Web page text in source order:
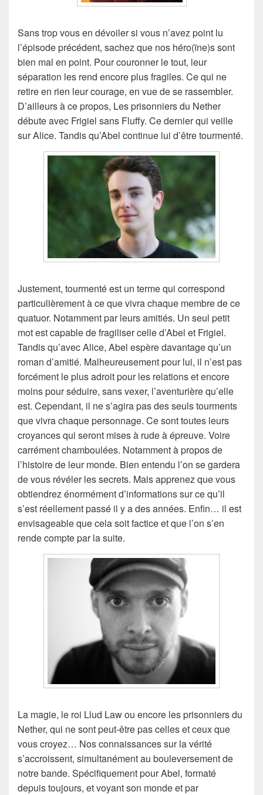
Sans trop vous en dévoiler si vous n’avez point lu
l’épisode précédent, sachez que nos héro(ïne)s sont
bien mal en point. Pour couronner le tout, leur
séparation les rend encore plus fragiles. Ce qui ne
retire en rien leur courage, en vue de se rassembler.
D’ailleurs à ce propos, Les prisonniers du Nether
débute avec Frigiel sans Fluffy. Ce dernier qui veille
sur Alice. Tandis qu’Abel continue lui d’être tourmenté.
Justement, tourmenté est un terme qui correspond
particulièrement à ce que vivra chaque membre de ce
quatuor. Notamment par leurs amitiés. Un seul petit
mot est capable de fragiliser celle d’Abel et Frigiel.
Tandis qu’avec Alice, Abel espère davantage qu’un
roman d’amitié. Malheureusement pour lui, il n’est pas
forcément le plus adroit pour les relations et encore
moins pour séduire, sans vexer, l’aventurière qu’elle
est. Cependant, il ne s’agira pas des seuls tourments
que vivra chaque personnage. Ce sont toutes leurs
croyances qui seront mises à rude à épreuve. Voire
carrément chamboulées. Notamment à propos de
l’histoire de leur monde. Bien entendu l’on se gardera
de vous révéler les secrets. Mais apprenez que vous
obtiendrez énormément d’informations sur ce qu’il
s’est réellement passé il y a des années. Enfin… il est
envisageable que cela soit factice et que l’on s’en
rende compte par la suite.
La magie, le roi Llud Law ou encore les prisonniers du
Nether, qui ne sont peut-être pas celles et ceux que
vous croyez… Nos connaissances sur la vérité
s’accroissent, simultanément au bouleversement de
notre bande. Spécifiquement pour Abel, formaté
depuis toujours, et voyant son monde et par